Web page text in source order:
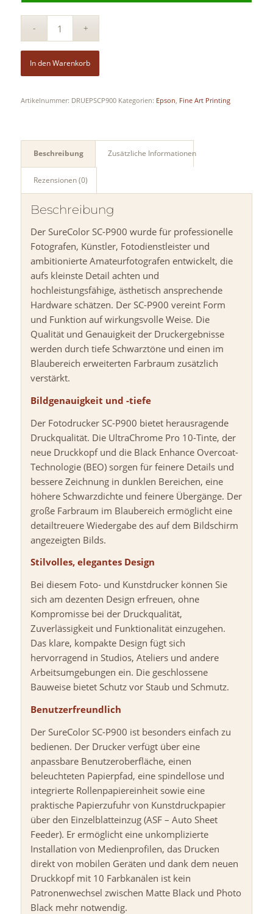
In den Warenkorb
Artikelnummer: DRUEPSCP900 Kategorien: Epson, Fine Art Printing
Beschreibung Zusätzliche Informationen
Rezensionen (0)
Beschreibung
Der SureColor SC-P900 wurde für professionelle
Fotografen, Künstler, Fotodienstleister und
ambitionierte Amateurfotografen entwickelt, die
aufs kleinste Detail achten und
hochleistungsfähige, ästhetisch ansprechende
Hardware schätzen. Der SC-P900 vereint Form
und Funktion auf wirkungsvolle Weise. Die
Qualität und Genauigkeit der Druckergebnisse
werden durch tiefe Schwarztöne und einen im
Blaubereich erweiterten Farbraum zusätzlich
verstärkt.
Bildgenauigkeit und -tiefe
Der Fotodrucker SC-P900 bietet herausragende
Druckqualität. Die UltraChrome Pro 10-Tinte, der
neue Druckkopf und die Black Enhance Overcoat-
Technologie (BEO) sorgen für feinere Details und
bessere Zeichnung in dunklen Bereichen, eine
höhere Schwarzdichte und feinere Übergänge. Der
große Farbraum im Blaubereich ermöglicht eine
detailtreuere Wiedergabe des auf dem Bildschirm
angezeigten Bilds.
Stilvolles, elegantes Design
Bei diesem Foto- und Kunstdrucker können Sie
sich am dezenten Design erfreuen, ohne
Kompromisse bei der Druckqualität,
Zuverlässigkeit und Funktionalität einzugehen.
Das klare, kompakte Design fügt sich
hervorragend in Studios, Ateliers und andere
Arbeitsumgebungen ein. Die geschlossene
Bauweise bietet Schutz vor Staub und Schmutz.
Benutzerfreundlich
Der SureColor SC-P900 ist besonders einfach zu
bedienen. Der Drucker verfügt über eine
anpassbare Benutzeroberfläche, einen
beleuchteten Papierpfad, eine spindellose und
integrierte Rollenpapiereinheit sowie eine
praktische Papierzufuhr von Kunstdruckpapier
über den Einzelblatteinzug (ASF – Auto Sheet
Feeder). Er ermöglicht eine unkomplizierte
Installation von Medienprofilen, das Drucken
direkt von mobilen Geräten und dank dem neuen
Druckkopf mit 10 Farbkanälen ist kein
Patronenwechsel zwischen Matte Black und Photo
Black mehr notwendig.